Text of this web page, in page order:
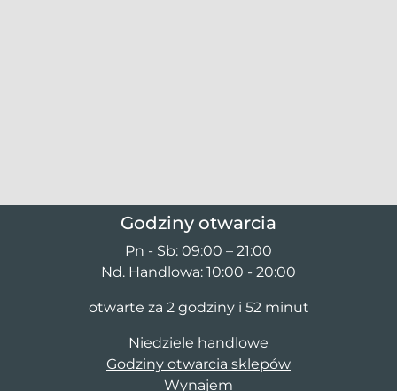
Godziny otwarcia
Pn - Sb: 09:00 – 21:00
Nd. Handlowa: 10:00 - 20:00
otwarte za 2 godziny i 52 minut
Niedziele handlowe
Godziny otwarcia sklepów
Wynajem